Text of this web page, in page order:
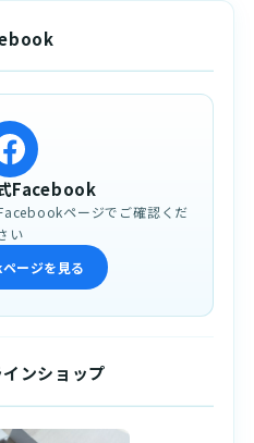
Facebook
ページでご確認くだ
い
ージを見る
ンショップ